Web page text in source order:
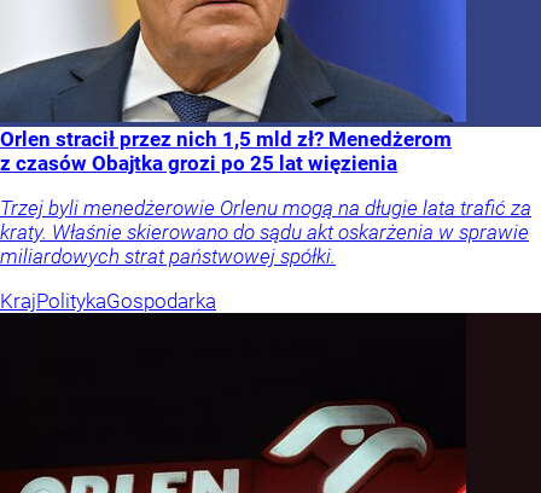
Orlen stracił przez nich 1,5 mld zł? Menedżerom
z czasów Obajtka grozi po 25 lat więzienia
Trzej byli menedżerowie Orlenu mogą na długie lata trafić za
kraty. Właśnie skierowano do sądu akt oskarżenia w sprawie
miliardowych strat państwowej spółki.
KrajPolitykaGospodarka